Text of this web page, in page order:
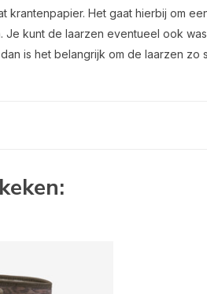
krantenpapier. Het gaat hierbij om
Je kunt de laarzen eventueel ook
is het belangrijk om de laarzen zo